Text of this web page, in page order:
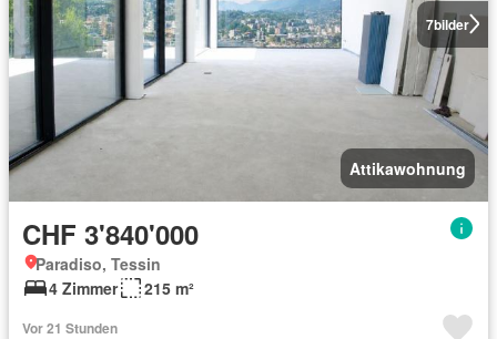
7bilder
Attikawohnung
CHF 3'840'000
Paradiso, Tessin
4 Zimmer
215 m²
Vor 21 Stunden